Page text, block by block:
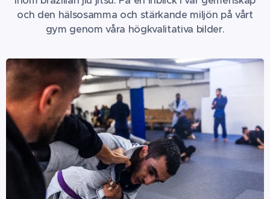
och den hälsosamma och stärkande miljön på vårt
gym genom våra högkvalitativa bilder.